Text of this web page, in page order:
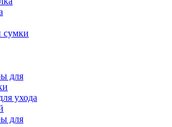
сумки
для
ухода
для